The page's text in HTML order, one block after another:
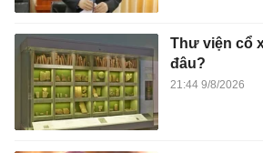
Thư viện cổ
đâu?
21:44 9/8/2026